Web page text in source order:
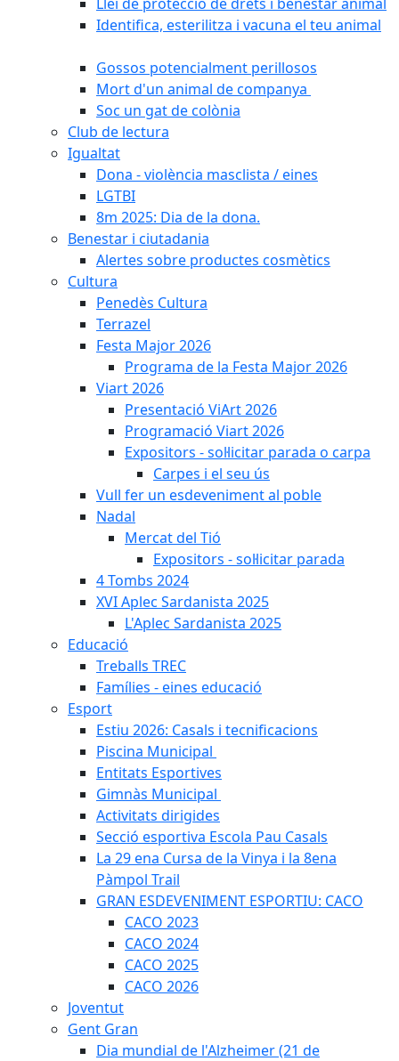
Identifica, esterilitza i vacuna el teu animal
Gossos potencialment perillosos
Mort d'un animal de companya
Soc un gat de colònia
Club de lectura
Igualtat
Dona - violència masclista / eines
LGTBI
8m 2025: Dia de la dona.
Benestar i ciutadania
Alertes sobre productes cosmètics
Cultura
Penedès Cultura
Terrazel
Festa Major 2026
Programa de la Festa Major 2026
Viart 2026
Presentació ViArt 2026
Programació Viart 2026
Expositors - sol·licitar parada o carpa
Carpes i el seu ús
Vull fer un esdeveniment al poble
Nadal
Mercat del Tió
Expositors - sol·licitar parada
4 Tombs 2024
XVI Aplec Sardanista 2025
L'Aplec Sardanista 2025
Educació
Treballs TREC
Famílies - eines educació
Esport
Estiu 2026: Casals i tecnificacions
Piscina Municipal
Entitats Esportives
Gimnàs Municipal
Activitats dirigides
Secció esportiva Escola Pau Casals
La 29 ena Cursa de la Vinya i la 8ena
Pàmpol Trail
GRAN ESDEVENIMENT ESPORTIU: CACO
CACO 2023
CACO 2024
CACO 2025
CACO 2026
Joventut
Gent Gran
Dia mundial de l'Alzheimer (21 de